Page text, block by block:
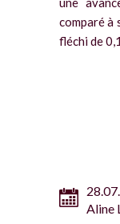
comparé à
fléchi de
Aline